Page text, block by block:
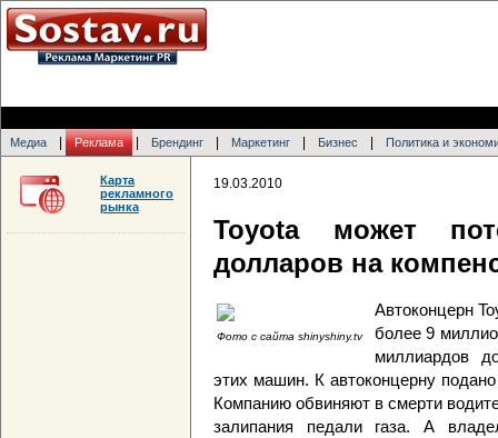
Медиа Реклама Брендинг Маркетинг Бизнес Политика и
19.03.2010
Toyota может
долларов на
Фото с сайта shinyshiny.tv
Автоконцерн
более 9
миллиардов
этих машин. К автоконцерну
Компанию обвиняют в смерти
залипания педали газа. А
Карта
рекламного
рынка